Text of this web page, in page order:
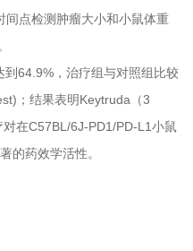
间点检测肿瘤大小和小鼠体重
64.9%，治疗组与对照组比较
；结果表明Keytruda（3
在C57BL/6J-PD1/PD-L1小鼠
的药效学活性。